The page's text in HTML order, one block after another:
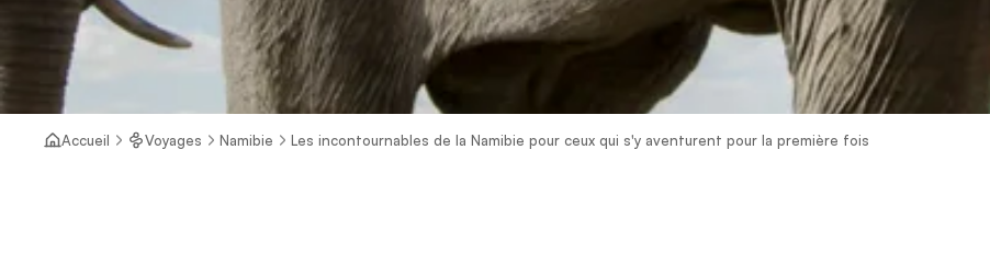
Accueil Voyages Namibie Les incontournables de la Namibie pour ceux qui s'y aventurent pour la première fois